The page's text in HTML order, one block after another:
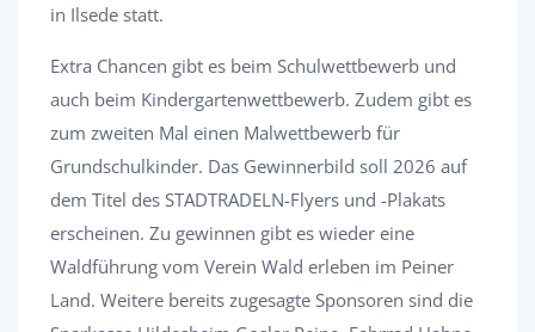
in Ilsede statt.
Extra Chancen gibt es beim Schulwettbewerb und
auch beim Kindergartenwettbewerb. Zudem gibt es
zum zweiten Mal einen Malwettbewerb für
Grundschulkinder. Das Gewinnerbild soll 2026 auf
dem Titel des STADTRADELN-Flyers und -Plakats
erscheinen. Zu gewinnen gibt es wieder eine
Waldführung vom Verein Wald erleben im Peiner
Land. Weitere bereits zugesagte Sponsoren sind die